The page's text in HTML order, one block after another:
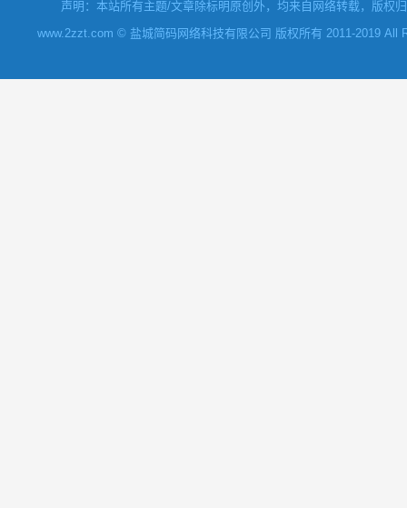
声明：本站所有主题/文章除标明原创外，均来自网络转载，版权
www.2zzt.com © 盐城简码网络科技有限公司 版权所有 2011-2019